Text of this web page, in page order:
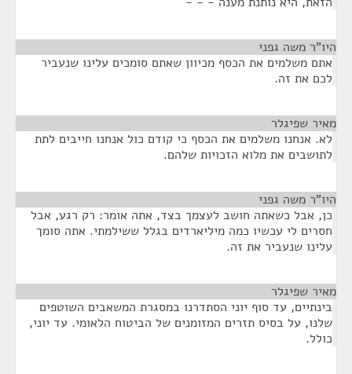
היו"ר משה גפני
אתם משלמים את הכסף מכיוון שאתם סומכים עלינו שנעביר
לכם את זה.
מאיר שפיגלר
לא. אנחנו משלמים את הכסף כי קודם כול אנחנו חייבים לתת
לתושבים את מלוא הזכויות שלהם.
היו"ר משה גפני
כן, אבל כשאתה חושב לעצמך בצד, אתה אומר: רק רגע, אבל
חסרים לי עכשיו כמה מיליארדים בגלל ששילמתי. אתה סומך
עלינו שנעביר את זה.
מאיר שפיגלר
בינתיים, עד סוף יוני הסתדרנו במסגרת המשאבים השוטפים
שלנו, על בסיס תזרים המזומנים של הביטוח הלאומי. עד יוני,
כולל.